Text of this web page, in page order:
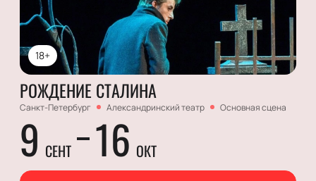
18+
РОЖДЕНИЕ СТАЛИНА
Санкт-Петербург Александринский театр Основная сцена
9 СЕНТ 16 ОКТ